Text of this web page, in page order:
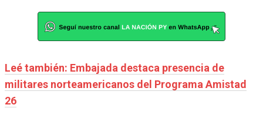
Leé también: Embajada destaca presencia de
militares norteamericanos del Programa Amistad
26